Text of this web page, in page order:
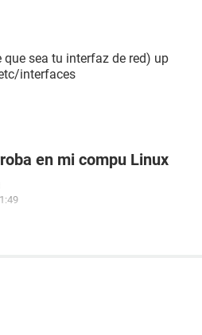
sea tu interfaz de red) up
interfaces
en mi compu Linux